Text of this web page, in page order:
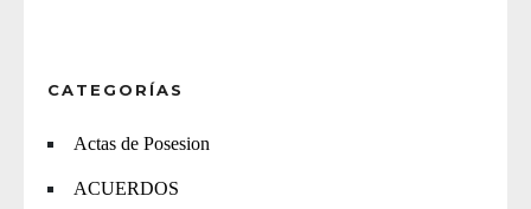
CATEGORÍAS
Actas de Posesion
ACUERDOS